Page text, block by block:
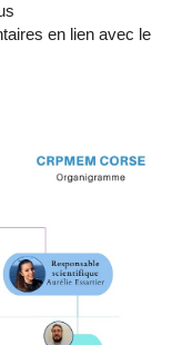
en lien avec le